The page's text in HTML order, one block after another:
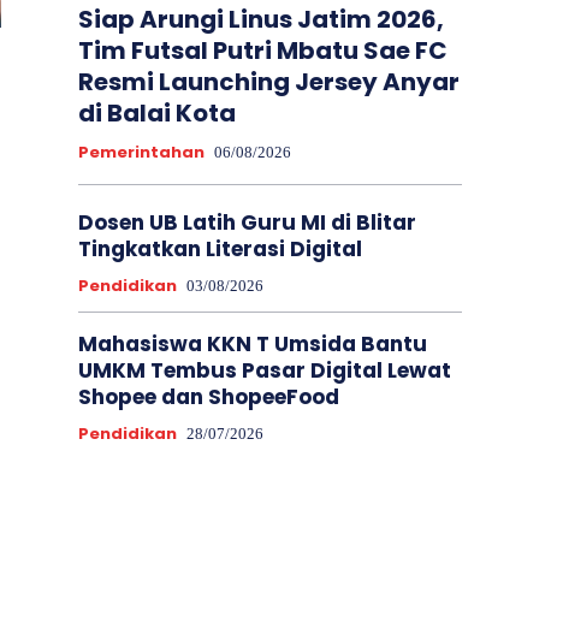
Siap Arungi Linus Jatim 2026,
Tim Futsal Putri Mbatu Sae FC
Resmi Launching Jersey Anyar
di Balai Kota
Pemerintahan 06/08/2026
Dosen UB Latih Guru MI di Blitar
Tingkatkan Literasi Digital
Pendidikan 03/08/2026
Mahasiswa KKN T Umsida Bantu
UMKM Tembus Pasar Digital Lewat
Shopee dan ShopeeFood
Pendidikan 28/07/2026